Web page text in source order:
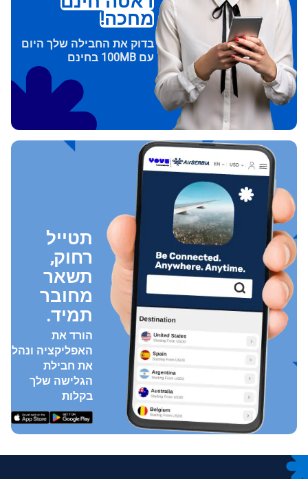
מחכה!
בדוק את החבילה שלך היום
עם 100MB בחינם
תטייל
רחוק,
תשאר
מחובר
תמיד.
הורד את
האפליקציה ונהל
את חבילת
הגלישה שלך
בקלות